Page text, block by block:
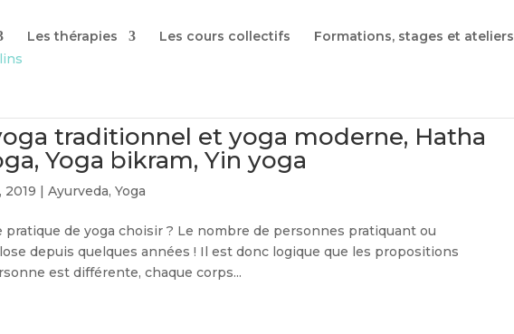
Les thérapies Les cours collectifs Formations, stages et ateliers
traditionnel et yoga moderne, Hatha
Yoga bikram, Yin yoga
2019 |Ayurveda,Yoga
de yoga choisir ? Le nombre de personnes pratiquant ou
depuis quelques années ! Il est donc logique que les propositions
est différente, chaque corps...